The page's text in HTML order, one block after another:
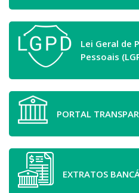
Lei Geral de
Pessoais
PORTAL
EXTRATOS